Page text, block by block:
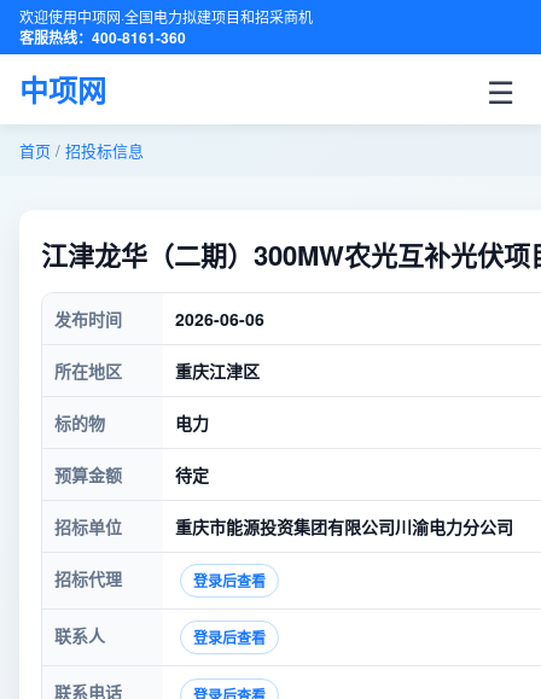
欢迎使用中项网·全国电力拟建项目和招采商机
客服热线：400-8161-360
中项网 ☰
首页 / 招投标信息
江津龙华（二期）300MW农光互补光伏
发布时间 2026-06-06
所在地区 重庆江津区
标的物 电力
预算金额 待定
招标单位 重庆市能源投资集团有限公司川渝电力分公司
招标代理 登录后查看
联系人 登录后查看
联系电话